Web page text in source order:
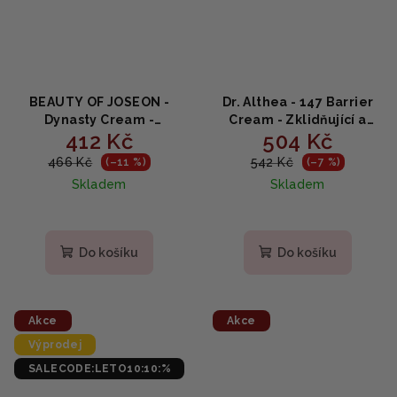
BEAUTY OF JOSEON -
Dynasty Cream -
Hydratační krém na
obličej 50ml
412 Kč
466 Kč (–11 %)
Skladem
produktu
Do košíku
Dr. Althea - 147 Barrier
Cream - Zklidňující a
hydratační pleťový krém
50ml
504 Kč
542 Kč (–7 %)
Skladem
Do košíku
Akce
Výprodej
SALECODE:LETO10:10:%
Akce